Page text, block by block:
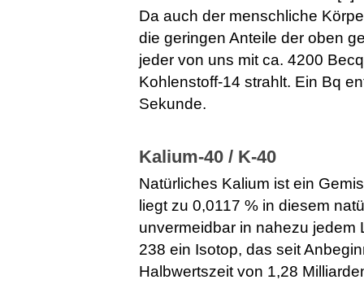
Da auch der menschliche
die geringen Anteile der oben
jeder von uns mit ca. 4200
Kohlenstoff-14 strahlt. Ein Bq
Sekunde.
Kalium-40 / K-40
Natürliches Kalium ist ein
liegt zu 0,0117 % in diesem
unvermeidbar in nahezu jedem
238 ein Isotop, das seit
Halbwertszeit von 1,28